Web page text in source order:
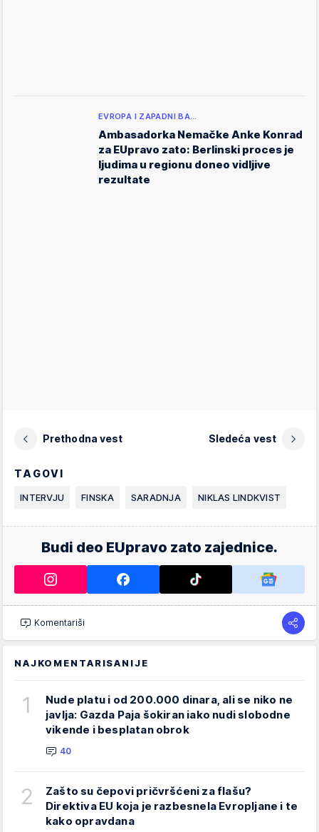
EVROPA I ZAPADNI BA…
Ambasadorka Nemačke Anke Konrad
za EUpravo zato: Berlinski proces je
ljudima u regionu doneo vidljive
rezultate
Prethodna vest Sledeća vest
TAGOVI
INTERVJU FINSKA SARADNJA NIKLAS LINDKVIST
Budi deo EUpravo zato zajednice.
Komentariši
NAJKOMENTARISANIJE
1
Nude platu i od 200.000 dinara, ali se niko ne
javlja: Gazda Paja šokiran iako nudi slobodne
vikende i besplatan obrok
40
2
Zašto su čepovi pričvršćeni za flašu?
Direktiva EU koja je razbesnela Evropljane i te
kako opravdana